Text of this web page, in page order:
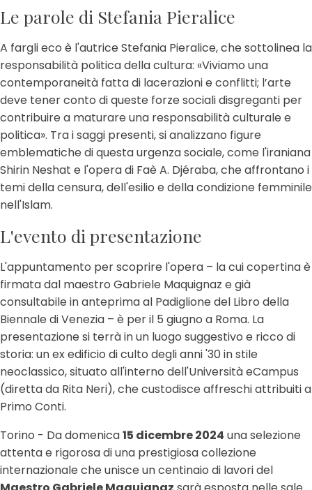
Le parole di Stefania Pieralice
A fargli eco è l'autrice Stefania Pieralice, che sottolinea la
responsabilità politica della cultura: «Viviamo una
contemporaneità fatta di lacerazioni e conflitti; l’arte
deve tener conto di queste forze sociali disgreganti per
contribuire a maturare una responsabilità culturale e
politica». Tra i saggi presenti, si analizzano figure
emblematiche di questa urgenza sociale, come l'iraniana
Shirin Neshat e l'opera di Faè A. Djéraba, che affrontano i
temi della censura, dell'esilio e della condizione femminile
nell'Islam.
L'evento di presentazione
L'appuntamento per scoprire l'opera – la cui copertina è
firmata dal maestro Gabriele Maquignaz e già
consultabile in anteprima al Padiglione del Libro della
Biennale di Venezia – è per il 5 giugno a Roma. La
presentazione si terrà in un luogo suggestivo e ricco di
storia: un ex edificio di culto degli anni '30 in stile
neoclassico, situato all'interno dell'Università eCampus
(diretta da Rita Neri), che custodisce affreschi attribuiti a
Primo Conti.
Torino - Da domenica15 dicembre 2024 una selezione
attenta e rigorosa di una prestigiosa collezione
internazionale che unisce un centinaio di lavori del